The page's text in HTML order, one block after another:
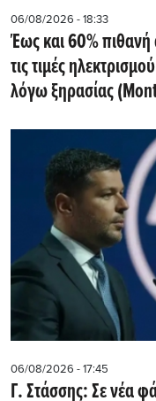
06/08/2026 - 18:33
Έως και 60%
τις τιμές
λόγω ξηρασίας
06/08/2026 - 17:45
Γ. Στάσσης: Σε νέα